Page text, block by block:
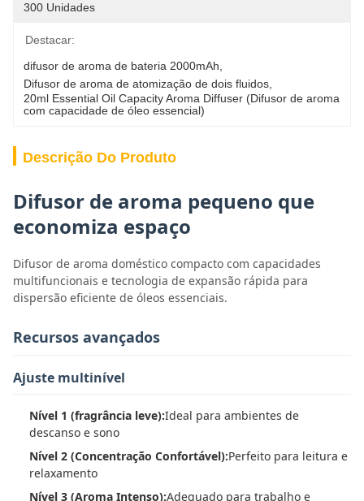
300 Unidades
Destacar:
difusor de aroma de bateria 2000mAh
Difusor de aroma de atomização de dois fluidos
20ml Essential Oil Capacity Aroma Diffuser (Difusor de aroma
com capacidade de óleo essencial)
Descrição Do Produto
Difusor de aroma pequeno que
economiza espaço
Difusor de aroma doméstico compacto com capacidades
multifuncionais e tecnologia de expansão rápida para
dispersão eficiente de óleos essenciais.
Recursos avançados
Ajuste multinível
Nível 1 (fragrância leve):Ideal para ambientes de
descanso e sono
Nível 2 (Concentração Confortável):Perfeito para leitura e
relaxamento
Nível 3 (Aroma Intenso):Adequado para trabalho e